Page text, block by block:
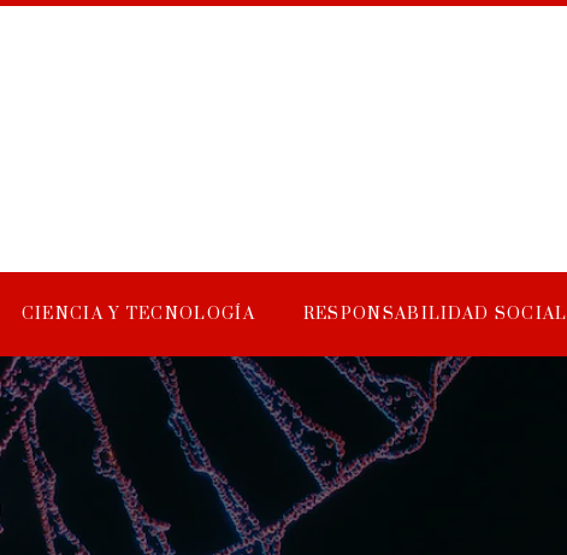
CIENCIA Y TECNOLOGÍA RESPONSABILIDAD SOCIAL